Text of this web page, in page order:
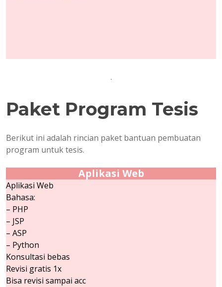
.
Paket Program Tesis
Berikut ini adalah rincian paket bantuan pembuatan
program untuk tesis.
Aplikasi Web
Aplikasi Web
Bahasa:
– PHP
– JSP
– ASP
– Python
Konsultasi bebas
Revisi gratis 1x
Bisa revisi sampai acc